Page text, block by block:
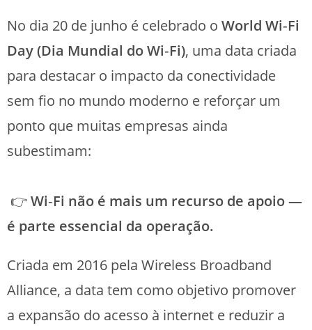
No dia 20 de junho é celebrado o World Wi‑Fi
Day (Dia Mundial do Wi‑Fi), uma data criada
para destacar o impacto da conectividade
sem fio no mundo moderno e reforçar um
ponto que muitas empresas ainda
subestimam:
👉Wi‑Fi não é mais um recurso de apoio —
é parte essencial da operação.
Criada em 2016 pela Wireless Broadband
Alliance, a data tem como objetivo promover
a expansão do acesso à internet e reduzir a